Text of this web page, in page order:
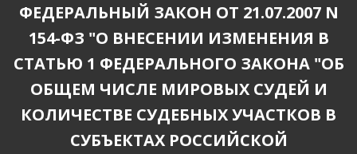
ФЕДЕРАЛЬНЫЙ ЗАКОН ОТ 21.07.2007 N
154-ФЗ "О ВНЕСЕНИИ ИЗМЕНЕНИЯ В
СТАТЬЮ 1 ФЕДЕРАЛЬНОГО ЗАКОНА "ОБ
ОБЩЕМ ЧИСЛЕ МИРОВЫХ СУДЕЙ И
КОЛИЧЕСТВЕ СУДЕБНЫХ УЧАСТКОВ В
СУБЪЕКТАХ РОССИЙСКОЙ